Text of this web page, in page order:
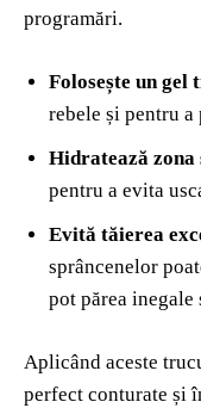
programări.
Folosește un gel
rebele și pentru
Hidratează zona
pentru a evita
Evită tăierea
sprâncenelor
pot părea inegale
Aplicând aceste
perfect conturate și